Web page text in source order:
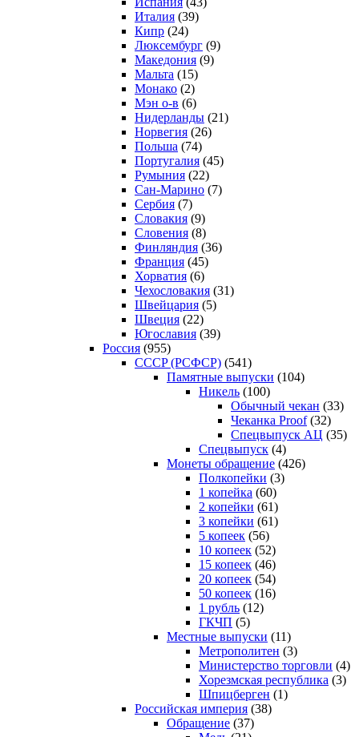
Италия (39)
Кипр (24)
Люксембург (9)
Македония (9)
Мальта (15)
Монако (2)
Мэн о-в (6)
Нидерланды (21)
Норвегия (26)
Польша (74)
Португалия (45)
Румыния (22)
Сан-Марино (7)
Сербия (7)
Словакия (9)
Словения (8)
Финляндия (36)
Франция (45)
Хорватия (6)
Чехословакия (31)
Швейцария (5)
Швеция (22)
Югославия (39)
Россия (955)
CCCP (РСФСР) (541)
Памятные выпуски (104)
Никель (100)
Обычный чекан (33)
Чеканка Proof(32)
Спецвыпуск АЦ (35)
Спецвыпуск (4)
Монеты обращение (426)
Полкопейки (3)
1 копейка (60)
2 копейки (61)
3 копейки (61)
5 копеек (56)
10 копеек (52)
15 копеек (46)
20 копеек (54)
50 копеек (16)
1 рубль (12)
ГКЧП (5)
Местные выпуски (11)
Метрополитен (3)
Министерство торговли (4)
Хорезмская республика (3)
Шпицберген (1)
Российская империя (38)
Обращение (37)